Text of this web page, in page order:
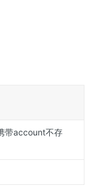
带account不存